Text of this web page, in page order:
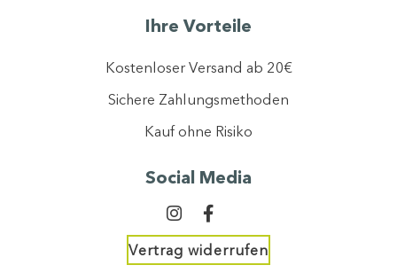
Ihre Vorteile
Kostenloser Versand ab 20€
Sichere Zahlungsmethoden
Kauf ohne Risiko
Social Media
Vertrag widerrufen